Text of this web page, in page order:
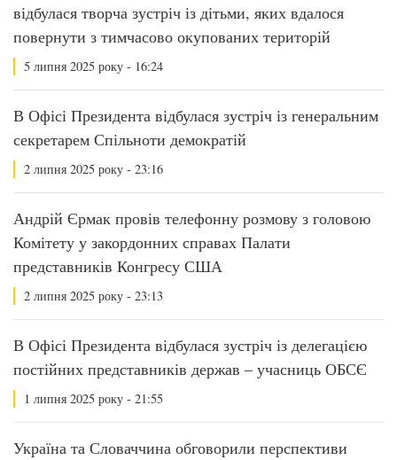
відбулася творча зустріч із дітьми, яких вдалося
повернути з тимчасово окупованих територій
5 липня 2025 року - 16:24
В Офісі Президента відбулася зустріч із генеральним
секретарем Спільноти демократій
2 липня 2025 року - 23:16
Андрій Єрмак провів телефонну розмову з головою
Комітету у закордонних справах Палати
представників Конгресу США
2 липня 2025 року - 23:13
В Офісі Президента відбулася зустріч із делегацією
постійних представників держав – учасниць ОБСЄ
1 липня 2025 року - 21:55
Україна та Словаччина обговорили перспективи